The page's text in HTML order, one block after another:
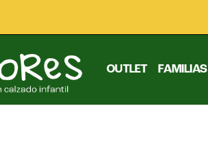
OUTLET FAMILIAS